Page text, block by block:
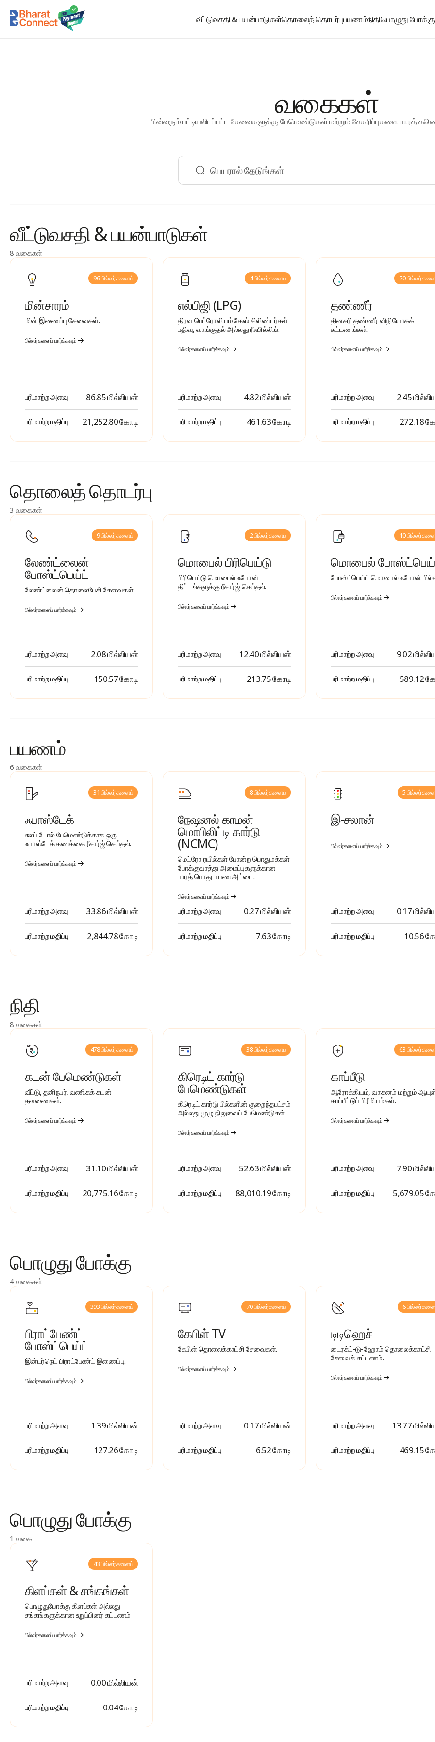
வீட்டுவசதி & பயன்பாடுகள்தொலைத்தொடர்புபயணம்நிதிபொழுதுபோக்கு
வகைகள்
பின்வரும் பட்டியலிடப்பட்ட சேவைகளுக்கு பேமெண்டுகள் மற்றும் சேகரிப்புகளை பாரத்
வீட்டுவசதி & பயன்பாடுகள்
8 வகைகள்
96 பில்லர்களைப்
மின்சாரம்
மின் இணைப்பு சேவைகள்.
பில்லர்களைப் பார்க்கவும்
பரிமாற்ற அளவு 86.85 மில்லியன்
பரிமாற்ற மதிப்பு ₹ 21,252.80 கோடி
4 பில்லர்களைப்
எல்பிஜி (LPG)
திரவ பெட்ரோலியம் கேஸ் சிலிண்டர்கள்
பதிவு, வாங்குதல் அல்லது ரீஃபில்லிங்.
பில்லர்களைப் பார்க்கவும்
பரிமாற்ற அளவு 4.82 மில்லியன்
பரிமாற்ற மதிப்பு ₹ 461.63 கோடி
70
தண்ணீர்
தினசரி தண்ணீர் விநியோகக்
கட்டணங்கள்.
பில்லர்களைப் பார்க்கவும்
பரிமாற்ற அளவு 2.45
பரிமாற்ற மதிப்பு ₹ 272.18
தொலைத்தொடர்பு
3 வகைகள்
9 பில்லர்களைப்
லேண்ட்லைன்
போஸ்ட்பெய்ட்
லேண்ட்லைன் தொலைபேசி சேவைகள்.
பில்லர்களைப் பார்க்கவும்
பரிமாற்ற அளவு 2.08 மில்லியன்
பரிமாற்ற மதிப்பு ₹ 150.57 கோடி
2 பில்லர்களைப்
மொபைல் பிரிபெய்டு
பிரிபெய்டு மொபைல் ஃபோன்
திட்டங்களுக்கு ரீசார்ஜ் செய்தல்.
பில்லர்களைப் பார்க்கவும்
பரிமாற்ற அளவு 12.40 மில்லியன்
பரிமாற்ற மதிப்பு ₹ 213.75 கோடி
10
மொபைல்
போஸ்ட்பெய்ட் மொபைல் ஃபோன்
பில்லர்களைப் பார்க்கவும்
பரிமாற்ற அளவு 9.02
பரிமாற்ற மதிப்பு ₹ 589.12
பயணம்
6 வகைகள்
31 பில்லர்களைப்
ஃபாஸ்டேக்
சுலப் டோல் பேமெண்டுக்காக ஒரு
ஃபாஸ்டேக் கணக்கை ரீசார்ஜ் செய்தல்.
பில்லர்களைப் பார்க்கவும்
பரிமாற்ற அளவு 33.86 மில்லியன்
பரிமாற்ற மதிப்பு ₹ 2,844.78 கோடி
8 பில்லர்களைப்
நேஷனல் காமன்
மொபிலிட்டி கார்டு
(NCMC)
மெட்ரோ ரயில்கள் போன்ற பொதுமக்கள்
போக்குவரத்து அமைப்புகளுக்கான
பாரத் பொது பயண அட்டை.
பில்லர்களைப் பார்க்கவும்
பரிமாற்ற அளவு 0.27 மில்லியன்
பரிமாற்ற மதிப்பு ₹ 7.63 கோடி
5
இ-சலான்
பில்லர்களைப் பார்க்கவும்
பரிமாற்ற அளவு 0.17
பரிமாற்ற மதிப்பு ₹ 10.56
நிதி
8 வகைகள்
478 பில்லர்களைப்
கடன் பேமெண்டுகள்
வீட்டு, தனிநபர், வணிகக் கடன்
தவணைகள்.
பில்லர்களைப் பார்க்கவும்
பரிமாற்ற அளவு 31.10 மில்லியன்
பரிமாற்ற மதிப்பு ₹ 20,775.16 கோடி
38 பில்லர்களைப்
கிரெடிட் கார்டு
பேமெண்டுகள்
கிரெடிட் கார்டு பில்களின் குறைந்தபட்சம்
அல்லது முழு நிலுவைப் பேமெண்டுகள்.
பில்லர்களைப் பார்க்கவும்
பரிமாற்ற அளவு 52.63 மில்லியன்
பரிமாற்ற மதிப்பு ₹ 88,010.19 கோடி
63
காப்பீடு
ஆரோக்கியம், வாகனம் மற்றும்
காப்பீட்டுப் பிரீமியம்கள்.
பில்லர்களைப் பார்க்கவும்
பரிமாற்ற அளவு 7.90
பரிமாற்ற மதிப்பு ₹ 5,679.05
பொழுதுபோக்கு
4 வகைகள்
393 பில்லர்களைப்
பிராட்பேண்ட்
போஸ்ட்பெய்ட்
இன்டர்நெட் பிராட்பேண்ட் இணைப்பு.
பில்லர்களைப் பார்க்கவும்
பரிமாற்ற அளவு 1.39 மில்லியன்
பரிமாற்ற மதிப்பு ₹ 127.26 கோடி
70 பில்லர்களைப்
கேபிள் TV
கேபிள் தொலைக்காட்சி சேவைகள்.
பில்லர்களைப் பார்க்கவும்
பரிமாற்ற அளவு 0.17 மில்லியன்
பரிமாற்ற மதிப்பு ₹ 6.52 கோடி
6
டிடிஹெச்
டைரக்ட்-டு-ஹோம் தொலைக்காட்சி
சேவைக் கட்டணம்.
பில்லர்களைப் பார்க்கவும்
பரிமாற்ற அளவு 13.77
பரிமாற்ற மதிப்பு ₹ 469.15
பொழுதுபோக்கு
1 வகை
43 பில்லர்களைப்
கிளப்கள் & சங்கங்கள்
பொழுதுபோக்கு கிளப்கள் அல்லது
சங்கங்களுக்கான உறுப்பினர் கட்டணம்
பில்லர்களைப் பார்க்கவும்
பரிமாற்ற அளவு 0.00 மில்லியன்
பரிமாற்ற மதிப்பு ₹ 0.04 கோடி